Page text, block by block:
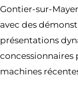
Gontier-sur-
avec des
présentations
concessionnaires
machines